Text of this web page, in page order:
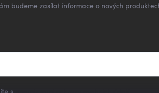
budeme zasílat informace o nových